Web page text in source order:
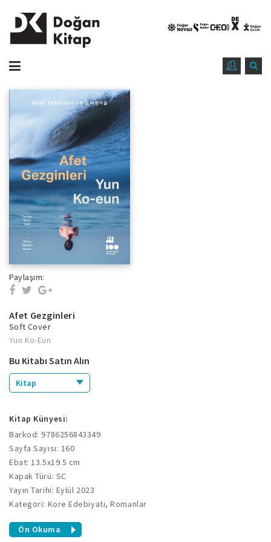
Paylaşım:
Afet Gezginleri
Soft Cover
Yun Ko-Eun
Bu Kitabı Satın Alın
Kitap
Kitap Künyesi:
Barkod: 9786256843349
Sayfa Sayısı: 160
Ebat: 13.5x19.5 cm
Kapak Türü: SC
Yayın Tarihi: Eylül 2023
Kategori: Kore Edebiyatı, Romanlar
Ön Okuma